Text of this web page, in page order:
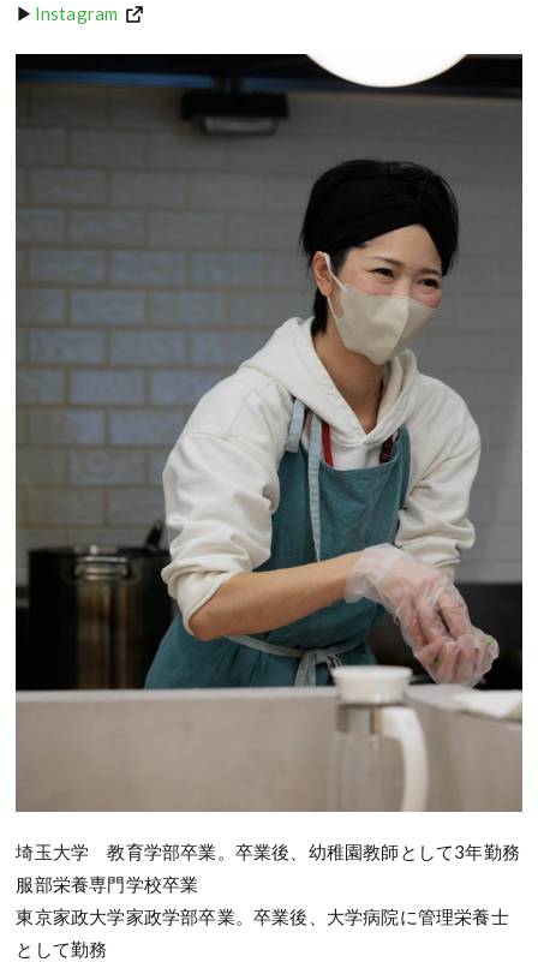
▶ Instagram
埼玉大学 教育学部卒業。卒業後、幼稚園教師として3年勤務
服部栄養専門学校卒業
東京家政大学家政学部卒業。卒業後、大学病院に管理栄養士
として勤務